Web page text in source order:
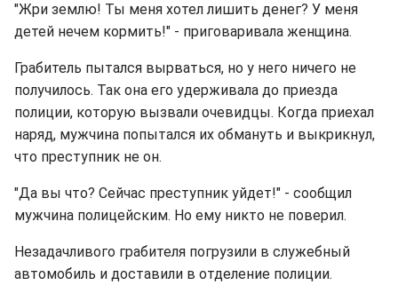
"Жри землю! Ты меня хотел лишить денег? У меня
детей нечем кормить!" - приговаривала женщина.
Грабитель пытался вырваться, но у него ничего не
получилось. Так она его удерживала до приезда
полиции, которую вызвали очевидцы. Когда приехал
наряд, мужчина попытался их обмануть и выкрикнул,
что преступник не он.
"Да вы что? Сейчас преступник уйдет!" - сообщил
мужчина полицейским. Но ему никто не поверил.
Незадачливого грабителя погрузили в служебный
автомобиль и доставили в отделение полиции.